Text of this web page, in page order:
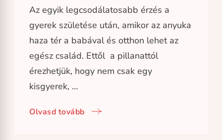
Az egyik legcsodálatosabb érzés a
gyerek születése után, amikor az anyuka
haza tér a babával és otthon lehet az
egész család. Ettől a pillanattól
érezhetjük, hogy nem csak egy
kisgyerek, …
Olvasd tovább